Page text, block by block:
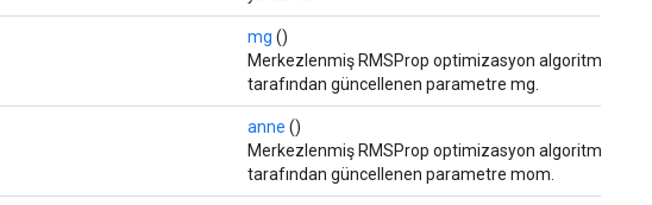
mg ()
Merkezlenmiş RMSProp optimizasyon algoritması
tarafından güncellenen parametre mg.
anne ()
Merkezlenmiş RMSProp optimizasyon algoritması
tarafından güncellenen parametre mom.